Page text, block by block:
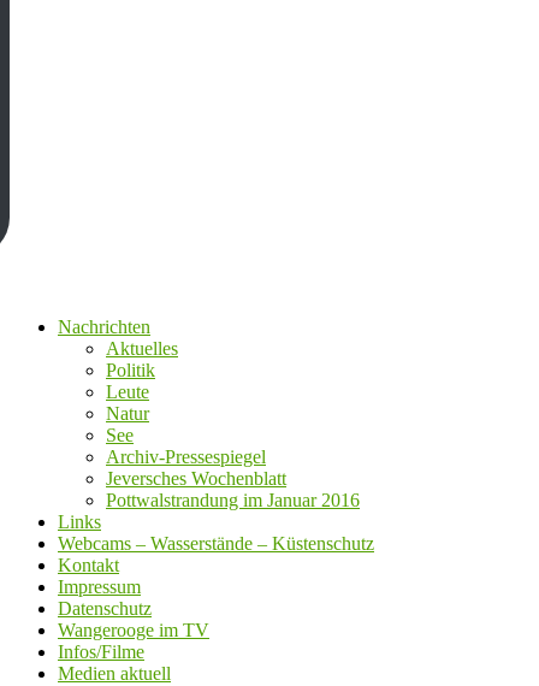
Nachrichten
Aktuelles
Politik
Leute
Natur
See
Archiv-Pressespiegel
Jeversches Wochenblatt
Pottwalstrandung im Januar 2016
Links
Webcams – Wasserstände – Küstenschutz
Kontakt
Impressum
Datenschutz
Wangerooge im TV
Infos/Filme
Medien aktuell